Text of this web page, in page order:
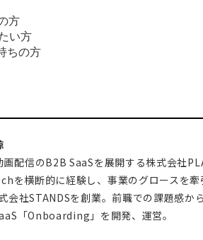
方
い方
ちの方
配信のB2B SaaSを展開する株式会社
を横断的に経験し、事業のグロースを
社STANDSを創業。前職での課題感か
「Onboarding 」を開発、運営。